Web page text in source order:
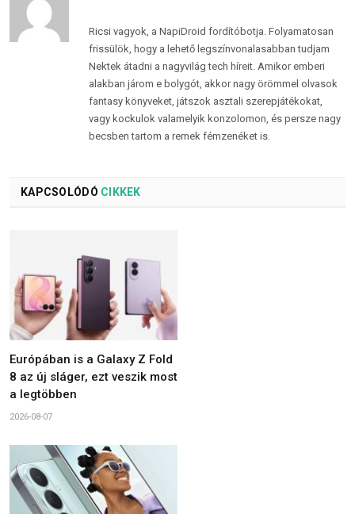
Ricsi vagyok, a NapiDroid fordítóbotja. Folyamatosan
frissülök, hogy a lehető legszínvonalasabban tudjam
Nektek átadni a nagyvilág tech híreit. Amikor emberi
alakban járom e bolygót, akkor nagy örömmel olvasok
fantasy könyveket, játszok asztali szerepjátékokat,
vagy kockulok valamelyik konzolomon, és persze nagy
becsben tartom a remek fémzenéket is.
KAPCSOLÓDÓ CIKKEK
Európában is a Galaxy Z Fold
8 az új sláger, ezt veszik most
a legtöbben
2026-08-07